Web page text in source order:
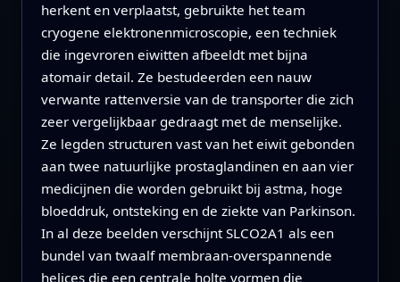
herkent en verplaatst, gebruikte het team
cryogene elektronenmicroscopie, een techniek
die ingevroren eiwitten afbeeldt met bijna
atomair detail. Ze bestudeerden een nauw
verwante rattenversie van de transporter die zich
zeer vergelijkbaar gedraagt met de menselijke.
Ze legden structuren vast van het eiwit gebonden
aan twee natuurlijke prostaglandinen en aan vier
medicijnen die worden gebruikt bij astma, hoge
bloeddruk, ontsteking en de ziekte van Parkinson.
In al deze beelden verschijnt SLCO2A1 als een
bundel van twaalf membraan-overspannende
helices die een centrale holte vormen die